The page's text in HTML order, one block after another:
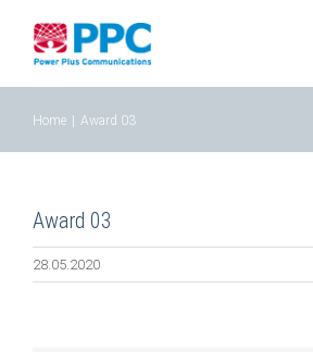
content
Home Award 03
Award 03
28.05.2020